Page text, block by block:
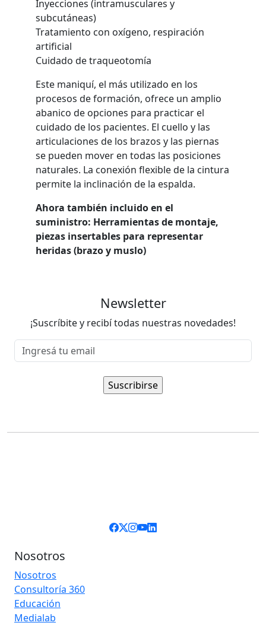
Inyecciones (intramusculares y
subcutáneas)
Tratamiento con oxígeno, respiración
artificial
Cuidado de traqueotomía
Este maniquí, el más utilizado en los
procesos de formación, ofrece un amplio
abanico de opciones para practicar el
cuidado de los pacientes. El cuello y las
articulaciones de los brazos y las piernas
se pueden mover en todas las posiciones
naturales. La conexión flexible de la cintura
permite la inclinación de la espalda.
Ahora también incluido en el
suministro: Herramientas de montaje,
piezas insertables para representar
heridas (brazo y muslo)
Newsletter
¡Suscríbite y recibí todas nuestras novedades!
Nosotros
Nosotros
Consultoría 360
Educación
Medialab